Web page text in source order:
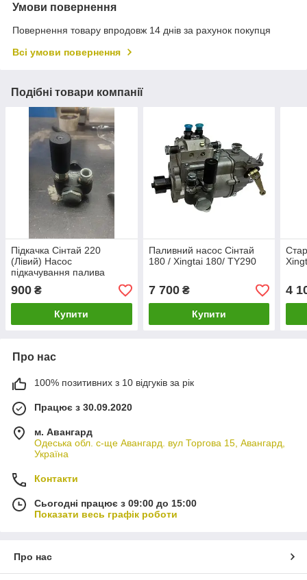
Умови повернення
Повернення товару впродовж 14 днів за рахунок покупця
Всі умови повернення
Подібні товари компанії
Підкачка Сінтай 220
(Лівий) Насос
підкачування палива
Сінтай 220
900 ₴
Купити
Паливний насос Сінтай
180 / Xingtai 180/ TY290
7 700₴
Купити
4
Про нас
100% позитивних з 10 відгуків за рік
Працює з 30.09.2020
м. Авангард
Одеська обл. с-ще Авангард. вул Торгова 15, Авангард,
Україна
Контакти
Сьогодні працює з 09:00 до 15:00
Показати весь графік роботи
Про нас